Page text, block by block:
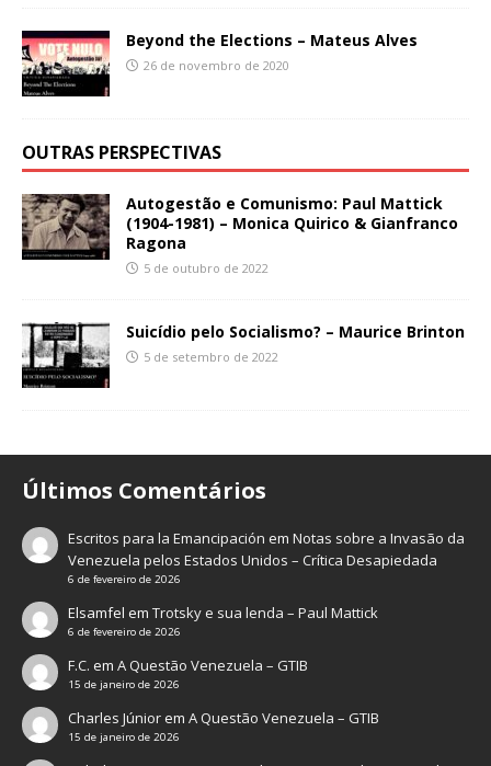
Beyond the Elections – Mateus Alves
26 de novembro de 2020
OUTRAS PERSPECTIVAS
Autogestão e Comunismo: Paul Mattick
(1904-1981) – Monica Quirico & Gianfranco
Ragona
5 de outubro de 2022
Suicídio pelo Socialismo? – Maurice Brinton
5 de setembro de 2022
Últimos Comentários
Escritos para la Emancipación emNotas sobre a Invasão da
Venezuela pelos Estados Unidos – Crítica Desapiedada
6 de fevereiro de 2026
Elsamfel emTrotsky e sua lenda – Paul Mattick
6 de fevereiro de 2026
F.C. emA Questão Venezuela – GTIB
15 de janeiro de 2026
Charles JúnioremA Questão Venezuela – GTIB
15 de janeiro de 2026